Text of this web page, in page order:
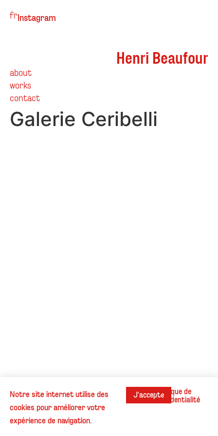
Henri Beaufour
about
works
contact
frInstagram
Galerie Ceribelli
InstagramContactCookies
© Henri Beaufour - Tous droits réservés.
Notre site internet utilise des
cookies pour améliorer votre
expérience de navigation.
J'acceptePolitique de
confidentialité